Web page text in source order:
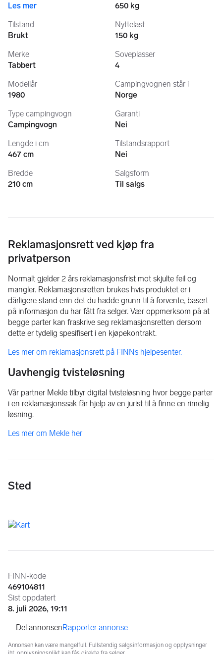
Les mer
Tilstand
Brukt
Merke
Tabbert
Modellår
1980
Type campingvogn
Campingvogn
Lengde i cm
467 cm
Bredde
210 cm
650 kg
Nyttelast
150 kg
Soveplasser
4
Campingvognen står i
Norge
Garanti
Nei
Tilstandsrapport
Nei
Salgsform
Til salgs
Reklamasjonsrett ved kjøp fra
privatperson
Normalt gjelder 2 års reklamasjonsfrist mot skjulte feil og
mangler. Reklamasjonsretten brukes hvis produktet er i
dårligere stand enn det du hadde grunn til å forvente, basert
på informasjon du har fått fra selger. Vær oppmerksom på at
begge parter kan fraskrive seg reklamasjonsretten dersom
dette er tydelig spesifisert i en kjøpekontrakt.
Les mer om reklamasjonsrett på FINNs hjelpesenter.
Uavhengig tvisteløsning
Vår partner Mekle tilbyr digital tvisteløsning hvor begge parter
i en reklamasjonssak får hjelp av en jurist til å finne en rimelig
løsning.
Les mer om Mekle her
Sted
Annonseinformasjon
FINN-kode
469104811
Sist oppdatert
8. juli 2026, 19:11
Rapporter annonse
Annonsen kan være mangelfull. Fullstendig salgsinformasjon og opplysninger